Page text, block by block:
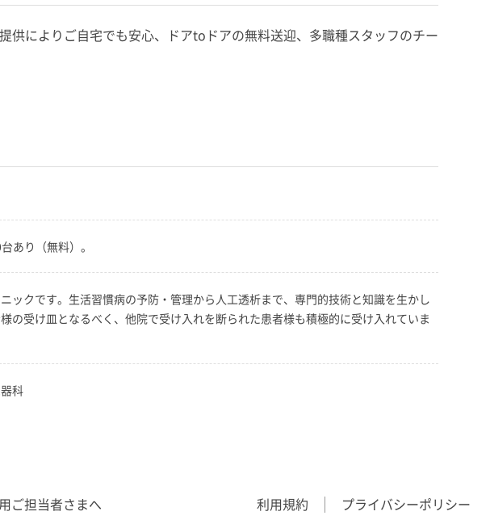
によりご自宅でも安心、ドアtoドアの無料送迎、多職種スタッフのチー
あり（無料）。
クです。生活習慣病の予防・管理から人工透析まで、専門的技術と知識を生かし
受け皿となるべく、他院で受け入れを断られた患者様も積極的に受け入れていま
科
ご担当者さまへ 利用規約 プライバシーポリシー